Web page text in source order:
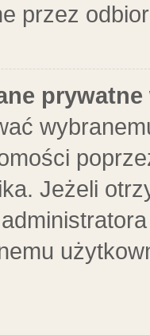
przez
Jeżeli